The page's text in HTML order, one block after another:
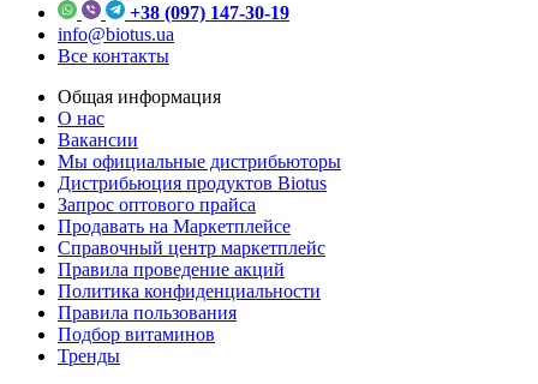
+38 (097) 147-30-19
info@biotus.ua
Все контакты
Общая информация
О нас
Вакансии
Мы официальные дистрибьюторы
Дистрибьюция продуктов Biotus
Запрос оптового прайса
Продавать на Маркетплейсе
Справочный центр маркетплейс
Правила проведение акций
Политика конфиденциальности
Правила пользования
Подбор витаминов
Тренды